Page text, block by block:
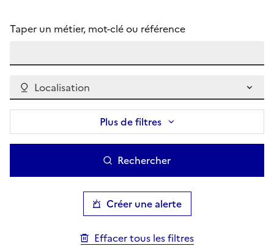
Taper un métier, mot-clé ou référence
Localisation
Plus de filtres
Rechercher
Créer une alerte
Effacer tous les filtres